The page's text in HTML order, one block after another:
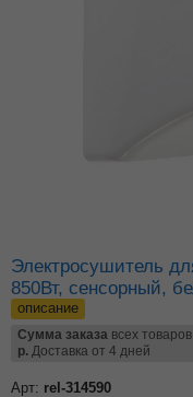
Электросушитель для рук OfficeClean Professional,
850Вт, сенсорный,
описание
Сумма заказа всех
р. Доставка от 4 дней
Арт: rel-314590